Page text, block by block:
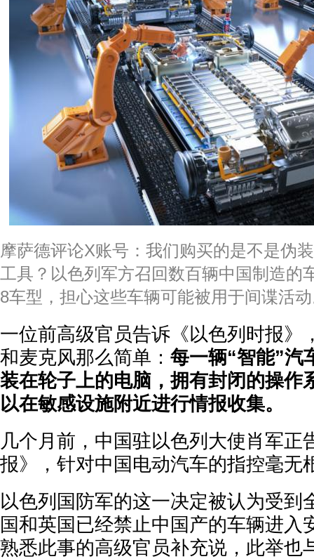
摩萨德评论X账号：我们购买的是不是伪
工具？以色列军方召回数百辆中国制造的
8车型，担心这些车辆可能被用于间谍活
一位前高级官员告诉《以色列时报》
和麦克风那么简单： 每一辆“智能”汽
装在轮子上的电脑，拥有封闭的操作
以在敏感设施附近进行情报收集。
几个月前，中国驻以色列大使肖军正
报》，针对中国电动汽车的指控毫无
以色列国防军的这一决定被认为受到
国和英国已经禁止中国产的车辆进入
熟悉此事的高级官员补充说，此举也